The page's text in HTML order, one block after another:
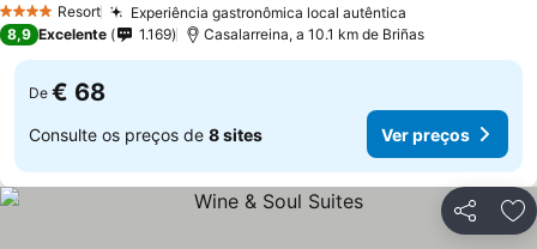
4 EstrelasResort Experiência gastronômica local autêntica
8,9 Excelente 1.169 Casalarreina, a 10.1 km de Briñas
De € 68
Consulte os preços de 8 sites Ver preços
Partilhar